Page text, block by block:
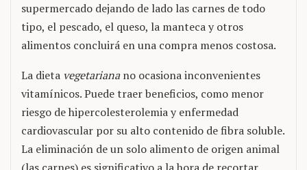
supermercado dejando de lado las carnes de todo
tipo, el pescado, el queso, la manteca y otros
alimentos concluirá en una compra menos costosa.
La dieta vegetarianano ocasiona inconvenientes
vitamínicos. Puede traer beneficios, como menor
riesgo de hipercolesterolemia y enfermedad
cardiovascular por su alto contenido de fibra soluble.
La eliminación de un solo alimento de origen animal